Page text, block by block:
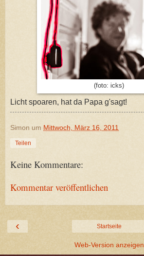
(foto: icks)
Licht spoaren, hat da Papa g'sagt!
Simon um Mittwoch, März 16, 2011
Teilen
Keine Kommentare:
Kommentar veröffentlichen
‹ Startseite
Web-Version anzeigen